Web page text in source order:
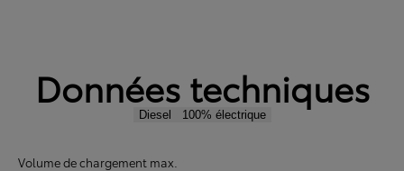
Données techniques
Diesel 100% électrique
Volume de chargement max.